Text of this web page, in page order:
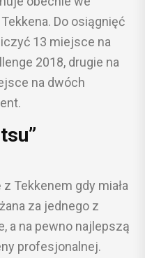
Do osiągnięć
13 miejsce na
2018, drugie na
na dwóch
Tekkenem gdy miała
za jednego z
a na pewno najlepszą
profesjonalnej.